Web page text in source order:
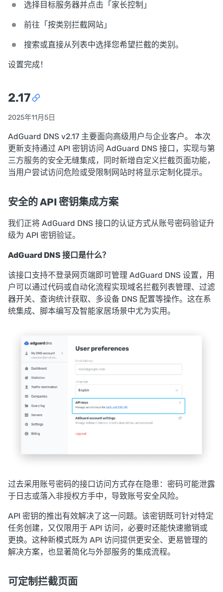
选择目标服务器并点击「家长控制」
前往「按类别拦截网站」
搜索或直接从列表中选择您希望拦截的类别。
设置完成！
2.17
2025年11月5日
AdGuard DNS v2.17 主要面向高级用户与企业客户。 本次
更新支持通过 API 密钥访问 AdGuard DNS 接口，实现与第
三方服务的安全无缝集成，同时新增自定义拦截页面功能，
当用户尝试访问危险或受限制网站时将显示定制化提示。
安全的 API 密钥集成方案
我们正将 AdGuard DNS 接口的认证方式从账号密码验证升
级为 API 密钥验证。
AdGuard DNS 接口是什么？
该接口支持不登录网页端即可管理 AdGuard DNS 设置，用
户可以通过代码或自动化流程实现域名拦截列表管理、过滤
器开关、查询统计获取、多设备 DNS 配置等操作。这在系
统集成、脚本编写及智能家居场景中尤为实用。
过去采用账号密码的接口访问方式存在隐患：密码可能泄露
于日志或落入非授权方手中，导致账号安全风险。
API 密钥的推出有效解决了这一问题。该密钥既可针对特定
任务创建，又仅限用于 API 访问，必要时还能快速撤销或
更换。这种新模式既为 API 访问提供更安全、更易管理的
解决方案，也显著简化与外部服务的集成流程。
可定制拦截页面